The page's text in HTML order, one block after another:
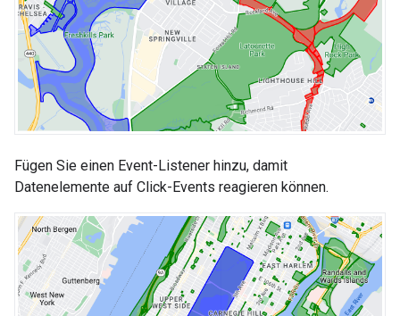
Fügen Sie einen Event-Listener hinzu, damit
Datenelemente auf Click-Events reagieren können.